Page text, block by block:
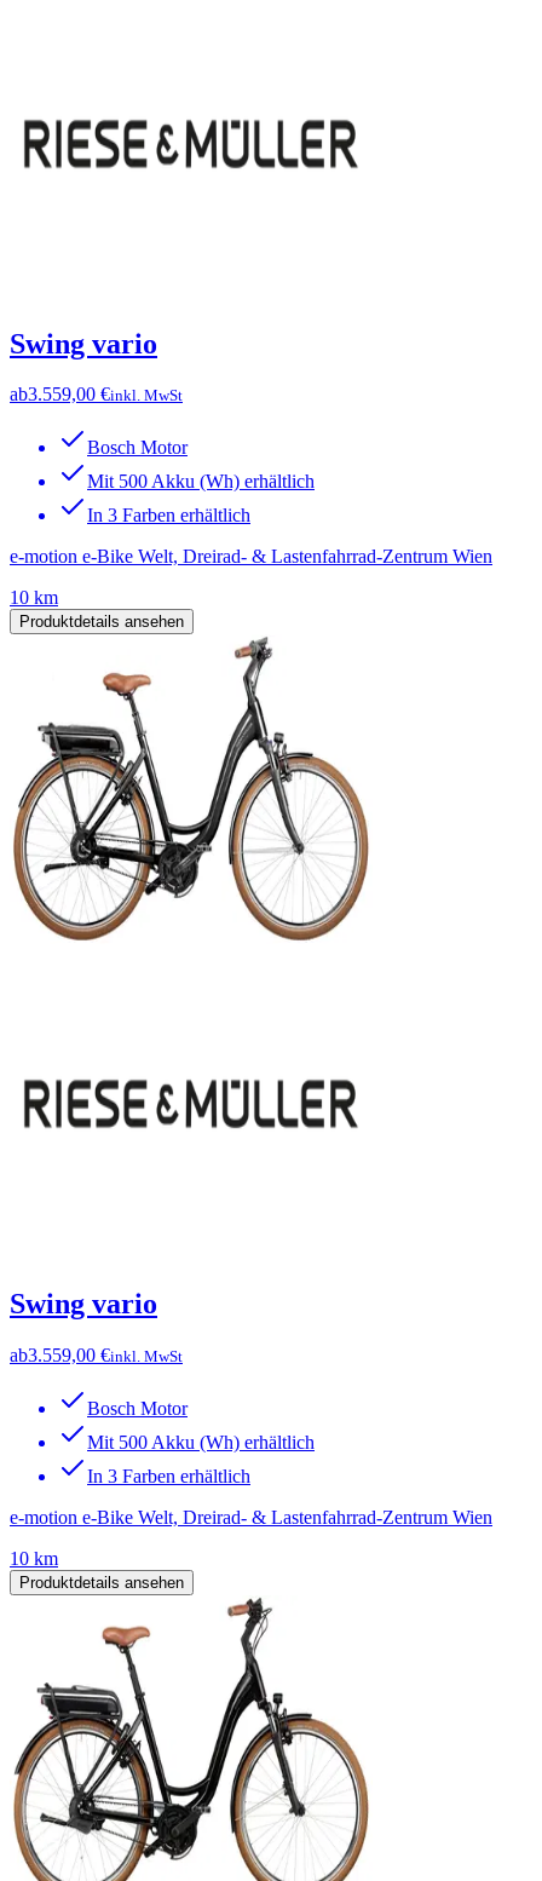
Swing vario
ab3.559,00 €inkl. MwSt
Bosch Motor
Mit 500 Akku (Wh) erhältlich
In 3 Farben erhältlich
e-motion e-Bike Welt, Dreirad- & Lastenfahrrad-Zentrum Wien
10 km
Produktdetails ansehen
Swing vario
ab3.559,00 €inkl. MwSt
Bosch Motor
Mit 500 Akku (Wh) erhältlich
In 3 Farben erhältlich
e-motion e-Bike Welt, Dreirad- & Lastenfahrrad-Zentrum Wien
10 km
Produktdetails ansehen